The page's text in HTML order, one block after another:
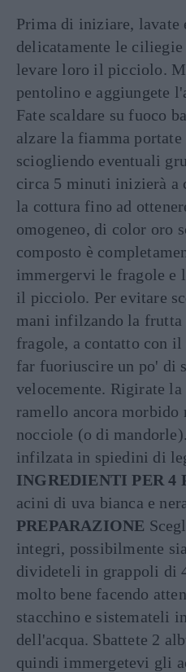
Prima di iniziare, lavate
delicatamente le ciliegie
levare loro il picciolo.
pentolino e aggiungete
Fate scaldare su fuoco
alzare la fiamma
sciogliendo eventuali
circa 5 minuti inizierà a
la cottura fino ad
omogeneo, di color oro
composto è
immergervi le fragole e
il picciolo. Per evitare
mani infilzando la frutta
fragole, a contatto con
far fuoriuscire un po' di
velocemente. Rigirate
ramello ancora morbido
nocciole (o di
infilzata in spiedini di
INGREDIENTI PER 4
acini di uva bianca e
PREPARAZIONE
integri, possibilmente
divideteli in grappoli di
molto bene facendo
stacchino e sistemateli
dell'acqua. Sbattete 2
quindi immergetevi gli